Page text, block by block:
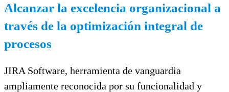
Alcanzar la excelencia organizacional a
través de la optimización integral de
procesos
JIRA Software, herramienta de vanguardia
ampliamente reconocida por su funcionalidad y